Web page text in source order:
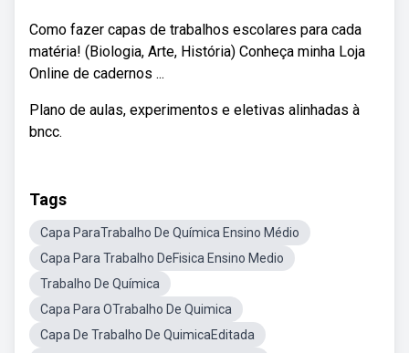
Como fazer capas de trabalhos escolares para cada
matéria! (Biologia, Arte, História) Conheça minha Loja
Online de cadernos ...
Plano de aulas, experimentos e eletivas alinhadas à
bncc.
Tags
Capa ParaTrabalho De Química Ensino Médio
Capa Para Trabalho DeFisica Ensino Medio
Trabalho De Química
Capa Para OTrabalho De Quimica
Capa De Trabalho De QuimicaEditada